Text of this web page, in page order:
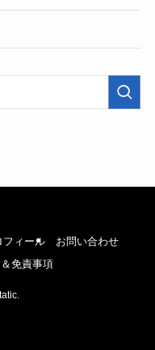
フィール
お問い合わせ
免責事項